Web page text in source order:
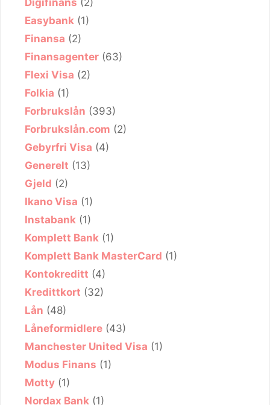
Easybank (1)
Finansa (2)
Finansagenter (63)
Flexi Visa (2)
Folkia (1)
Forbrukslån (393)
Forbrukslån.com (2)
Gebyrfri Visa (4)
Generelt (13)
Gjeld (2)
Ikano Visa (1)
Instabank (1)
Komplett Bank (1)
Komplett Bank MasterCard (1)
Kontokreditt (4)
Kredittkort (32)
Lån (48)
Låneformidlere (43)
Manchester United Visa (1)
Modus Finans (1)
Motty (1)
Nordax Bank (1)